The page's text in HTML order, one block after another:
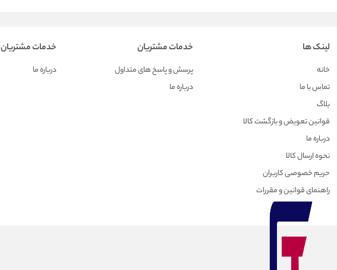
لینک ها
خانه
تماس با ما
بلاگ
قوانین تعویض و بازگشت کالا
درباره ما
نحوه ارسال کالا
حریم خصوصی کاربران
راهنمای قوانین و مقررات
خدمات مشتریان
پرسش و پاسخ های متداول
درباره ما
خدمات مشتریان
درباره ما